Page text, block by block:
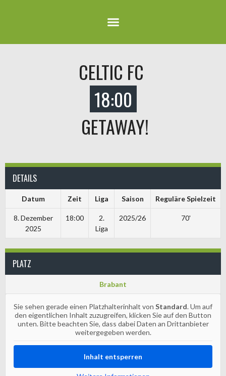
CELTIC FC
18:00
GETAWAY!
DETAILS
Datum Zeit Liga Saison Reguläre Spielzeit
8. Dezember
2025
18:00
2.
Liga
2025/26 70'
PLATZ
Brabant
Sie sehen gerade einen Platzhalterinhalt von Standard. Um auf
den eigentlichen Inhalt zuzugreifen, klicken Sie auf den Button
unten. Bitte beachten Sie, dass dabei Daten an Drittanbieter
weitergegeben werden.
Inhalt entsperren